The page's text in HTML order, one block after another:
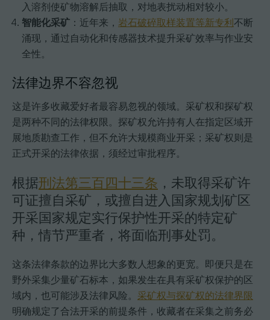
入溶剂使矿物溶解后抽取，对地表扰动相对较小。
智能化采矿 ：近年来，岩石破碎取样装置等新专利 不断
涌现，通过自动化和传感器技术提升采矿效率与作业安
全性。
法律边界不容忽视
这是许多收藏爱好者最容易忽视的领域。采矿权和探矿权
是两种不同的法律权限。探矿权允许持有人在指定区域开
展地质勘查工作，但不允许大规模商业开采；采矿权则是
正式开采的法律依据，须经过审批程序。
根据刑法第三百四十三条 ，未取得采矿许
可证擅自采矿，或擅自进入国家规划矿区
开采国家规定实行保护性开采的特定矿
种，情节严重者，将面临刑事处罚。
这条法律条款的边界比大多数人想象的更宽。即便只是在
野外采集少量矿石标本，如果发生在具有采矿权保护的区
域内，也可能涉及法律风险。 采矿权与探矿权的法律界限
明确规定了合法开采的前提条件，收藏者在采集之前务必